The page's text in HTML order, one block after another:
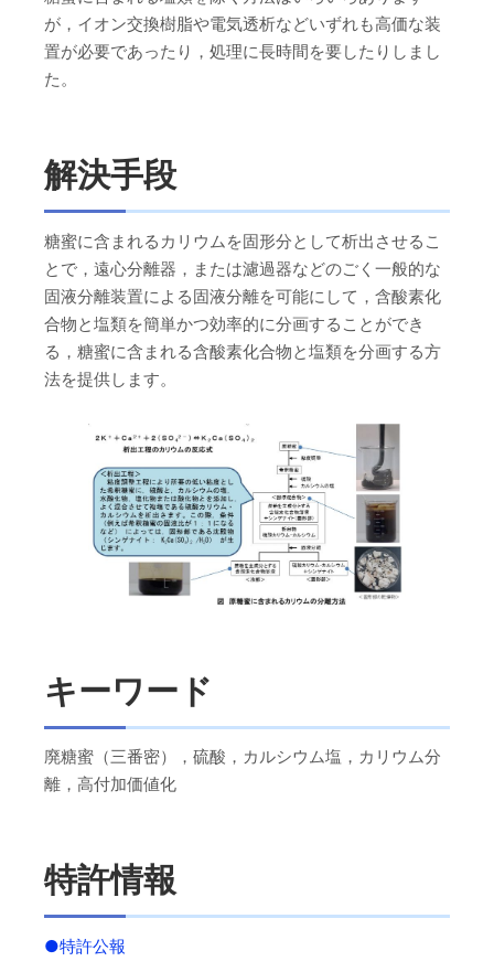
が，イオン交換樹脂や電気透析などいずれも高価な装
置が必要であったり，処理に長時間を要したりしまし
た。
解決手段
糖蜜に含まれるカリウムを固形分として析出させるこ
とで，遠心分離器，または濾過器などのごく一般的な
固液分離装置による固液分離を可能にして，含酸素化
合物と塩類を簡単かつ効率的に分画することができ
る，糖蜜に含まれる含酸素化合物と塩類を分画する方
法を提供します。
キーワード
廃糖蜜（三番密），硫酸，カルシウム塩，カリウム分
離，高付加価値化
特許情報
●特許公報